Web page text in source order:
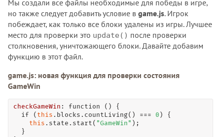
Мы создали все файлы необходимые для победы в игре,
но также следует добавить условие в game.js. Игрок
побеждает, как только все блоки удалены из игры. Лучшее
место для проверки это update() после проверки
столкновения, уничтожающего блоки. Давайте добавим
функцию в этот файл.
game.js: новая функция для проверки состояния
GameWin
checkGameWin : function () {
if ( this .blocks. countLiving () === 0 ) {
this .state. start ( "GameWin" );
  }